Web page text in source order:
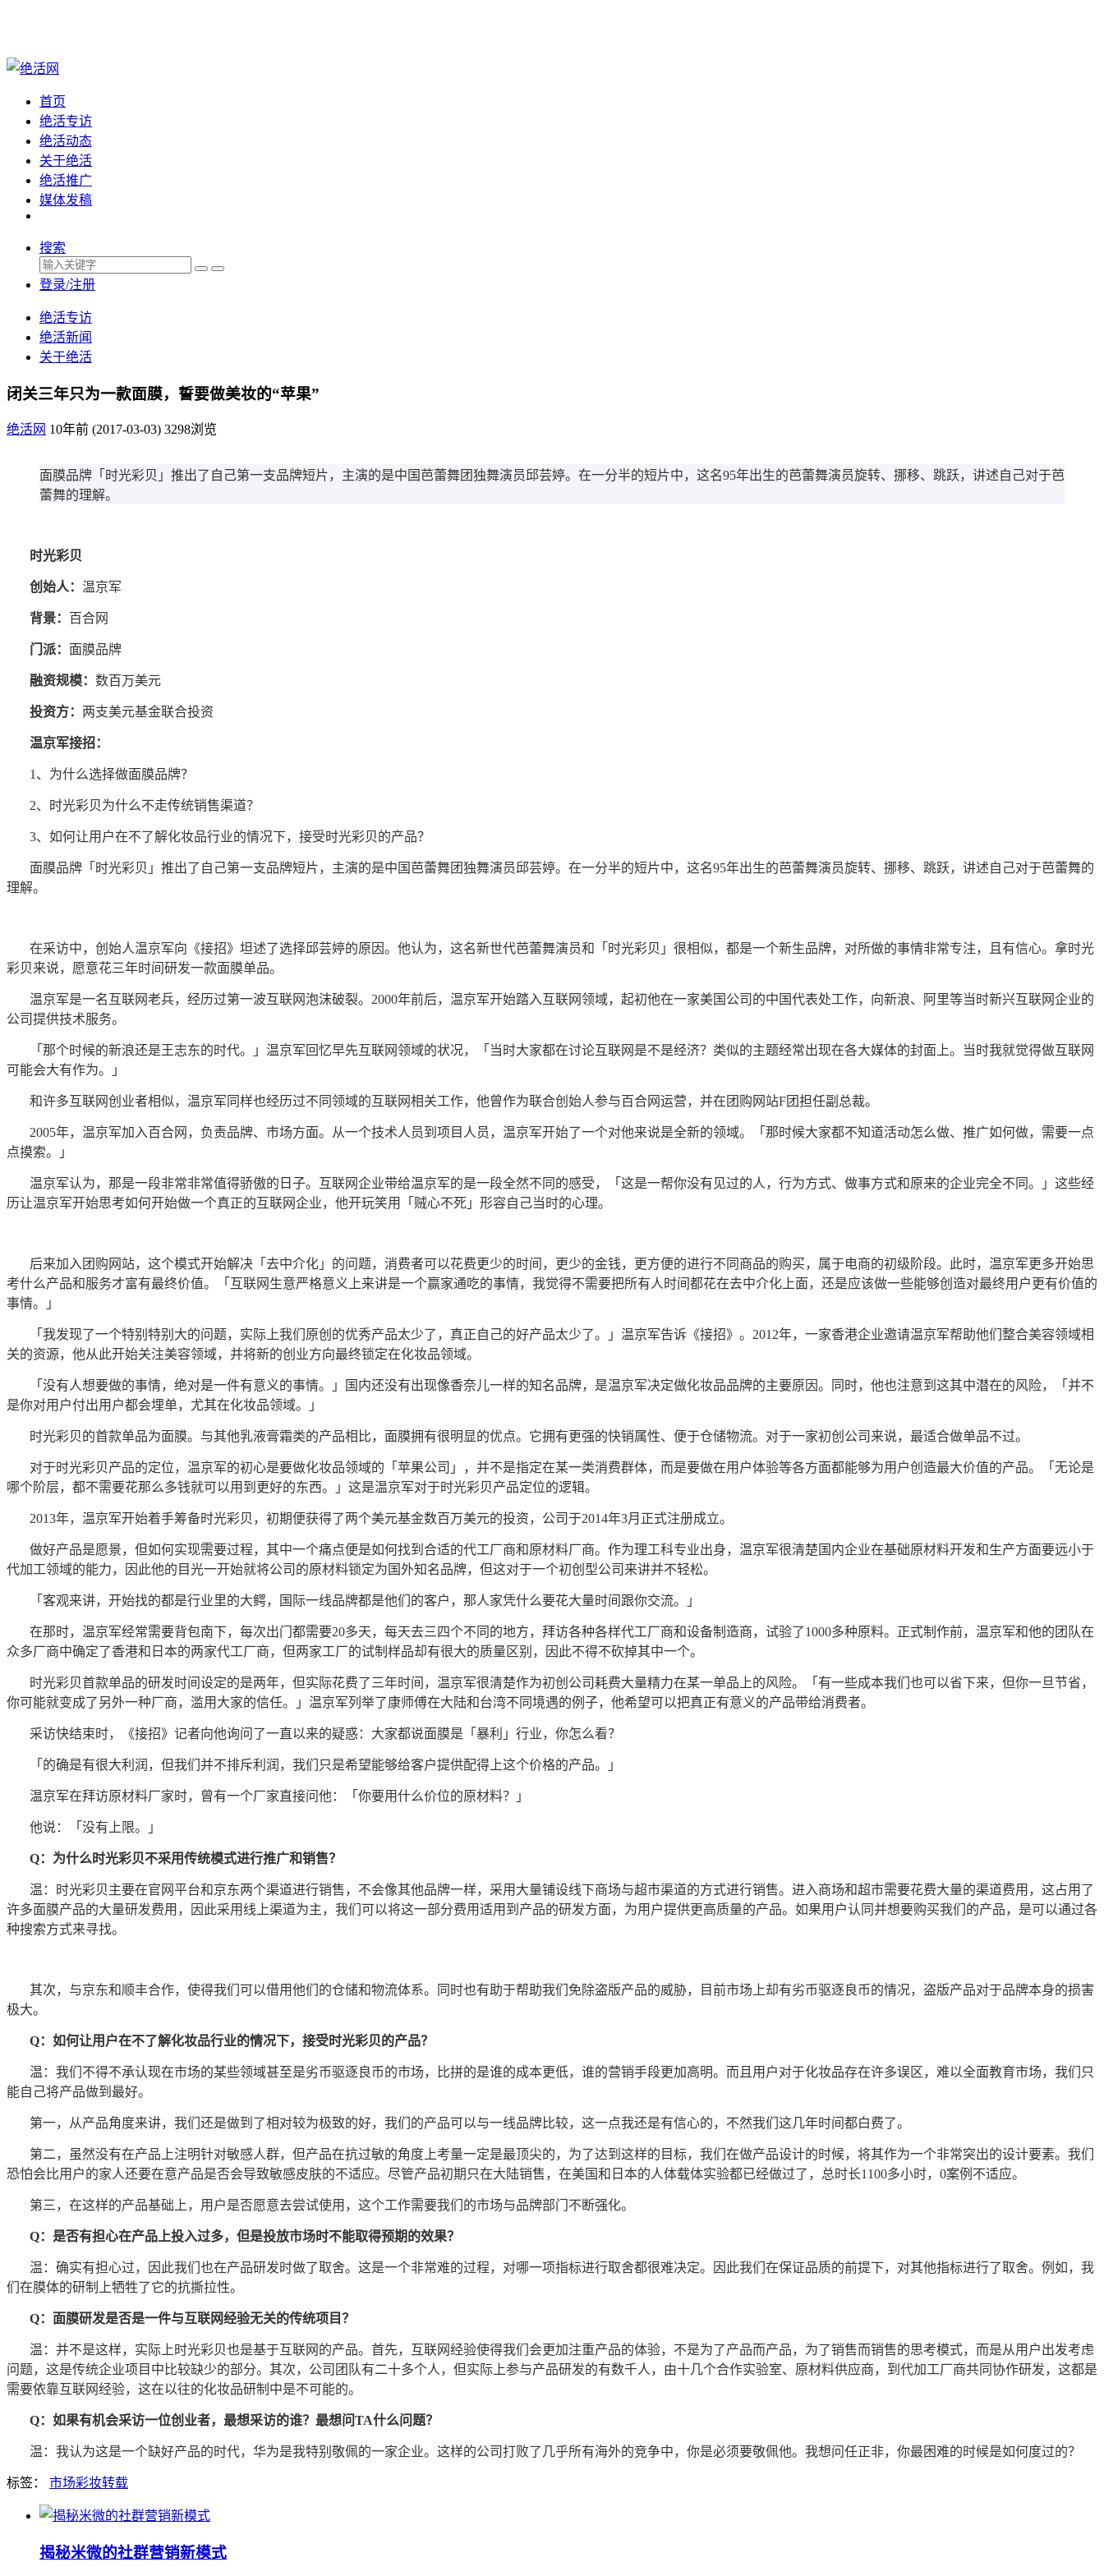
首页
绝活专访
绝活动态
关于绝活
绝活推广
媒体发稿
搜索
登录/注册
绝活专访
绝活新闻
关于绝活
闭关三年只为一款面膜，誓要做美妆的“苹果”
绝活网 10年前 (2017-03-03) 3298浏览
面膜品牌「时光彩贝」推出了自己第一支品牌短片，主演的是中国芭蕾舞团独舞演员邱芸婷。在一分半的短片中，这名95年出生的芭蕾舞演员旋转、挪移、跳跃，讲述自己对于芭
蕾舞的理解。
时光彩贝
创始人： 温京军
背景： 百合网
门派： 面膜品牌
融资规模： 数百万美元
投资方： 两支美元基金联合投资
温京军接招：
1、为什么选择做面膜品牌？
2、时光彩贝为什么不走传统销售渠道？
3、如何让用户在不了解化妆品行业的情况下，接受时光彩贝的产品？
面膜品牌「时光彩贝」推出了自己第一支品牌短片，主演的是中国芭蕾舞团独舞演员邱芸婷。在一分半的短片中，这名95年出生的芭蕾舞演员旋转、挪移、跳跃，讲述自己对于芭蕾舞的
理解。
在采访中，创始人温京军向《接招》坦述了选择邱芸婷的原因。他认为，这名新世代芭蕾舞演员和「时光彩贝」很相似，都是一个新生品牌，对所做的事情非常专注，且有信心。拿时光
彩贝来说，愿意花三年时间研发一款面膜单品。
温京军是一名互联网老兵，经历过第一波互联网泡沫破裂。2000年前后，温京军开始踏入互联网领域，起初他在一家美国公司的中国代表处工作，向新浪、阿里等当时新兴互联网企业的
公司提供技术服务。
「那个时候的新浪还是王志东的时代。」温京军回忆早先互联网领域的状况，「当时大家都在讨论互联网是不是经济？类似的主题经常出现在各大媒体的封面上。当时我就觉得做互联网
可能会大有作为。」
和许多互联网创业者相似，温京军同样也经历过不同领域的互联网相关工作，他曾作为联合创始人参与百合网运营，并在团购网站F团担任副总裁。
2005年，温京军加入百合网，负责品牌、市场方面。从一个技术人员到项目人员，温京军开始了一个对他来说是全新的领域。「那时候大家都不知道活动怎么做、推广如何做，需要一点
点摸索。」
温京军认为，那是一段非常非常值得骄傲的日子。互联网企业带给温京军的是一段全然不同的感受，「这是一帮你没有见过的人，行为方式、做事方式和原来的企业完全不同。」这些经
历让温京军开始思考如何开始做一个真正的互联网企业，他开玩笑用「贼心不死」形容自己当时的心理。
后来加入团购网站，这个模式开始解决「去中介化」的问题，消费者可以花费更少的时间，更少的金钱，更方便的进行不同商品的购买，属于电商的初级阶段。此时，温京军更多开始思
考什么产品和服务才富有最终价值。「互联网生意严格意义上来讲是一个赢家通吃的事情，我觉得不需要把所有人时间都花在去中介化上面，还是应该做一些能够创造对最终用户更有价值的
事情。」
「我发现了一个特别特别大的问题，实际上我们原创的优秀产品太少了，真正自己的好产品太少了。」温京军告诉《接招》。2012年，一家香港企业邀请温京军帮助他们整合美容领域相
关的资源，他从此开始关注美容领域，并将新的创业方向最终锁定在化妆品领域。
「没有人想要做的事情，绝对是一件有意义的事情。」国内还没有出现像香奈儿一样的知名品牌，是温京军决定做化妆品品牌的主要原因。同时，他也注意到这其中潜在的风险，「并不
是你对用户付出用户都会埋单，尤其在化妆品领域。」
时光彩贝的首款单品为面膜。与其他乳液膏霜类的产品相比，面膜拥有很明显的优点。它拥有更强的快销属性、便于仓储物流。对于一家初创公司来说，最适合做单品不过。
对于时光彩贝产品的定位，温京军的初心是要做化妆品领域的「苹果公司」，并不是指定在某一类消费群体，而是要做在用户体验等各方面都能够为用户创造最大价值的产品。「无论是
哪个阶层，都不需要花那么多钱就可以用到更好的东西。」这是温京军对于时光彩贝产品定位的逻辑。
2013年，温京军开始着手筹备时光彩贝，初期便获得了两个美元基金数百万美元的投资，公司于2014年3月正式注册成立。
做好产品是愿景，但如何实现需要过程，其中一个痛点便是如何找到合适的代工厂商和原材料厂商。作为理工科专业出身，温京军很清楚国内企业在基础原材料开发和生产方面要远小于
代加工领域的能力，因此他的目光一开始就将公司的原材料锁定为国外知名品牌，但这对于一个初创型公司来讲并不轻松。
「客观来讲，开始找的都是行业里的大鳄，国际一线品牌都是他们的客户，那人家凭什么要花大量时间跟你交流。」
在那时，温京军经常需要背包南下，每次出门都需要20多天，每天去三四个不同的地方，拜访各种各样代工厂商和设备制造商，试验了1000多种原料。正式制作前，温京军和他的团队在
众多厂商中确定了香港和日本的两家代工厂商，但两家工厂的试制样品却有很大的质量区别，因此不得不砍掉其中一个。
时光彩贝首款单品的研发时间设定的是两年，但实际花费了三年时间，温京军很清楚作为初创公司耗费大量精力在某一单品上的风险。「有一些成本我们也可以省下来，但你一旦节省，
你可能就变成了另外一种厂商，滥用大家的信任。」温京军列举了康师傅在大陆和台湾不同境遇的例子，他希望可以把真正有意义的产品带给消费者。
采访快结束时，《接招》记者向他询问了一直以来的疑惑：大家都说面膜是「暴利」行业，你怎么看？
「的确是有很大利润，但我们并不排斥利润，我们只是希望能够给客户提供配得上这个价格的产品。」
温京军在拜访原材料厂家时，曾有一个厂家直接问他：「你要用什么价位的原材料？」
他说：「没有上限。」
Q：为什么时光彩贝不采用传统模式进行推广和销售？
温：时光彩贝主要在官网平台和京东两个渠道进行销售，不会像其他品牌一样，采用大量铺设线下商场与超市渠道的方式进行销售。进入商场和超市需要花费大量的渠道费用，这占用了
许多面膜产品的大量研发费用，因此采用线上渠道为主，我们可以将这一部分费用适用到产品的研发方面，为用户提供更高质量的产品。如果用户认同并想要购买我们的产品，是可以通过各
种搜索方式来寻找。
其次，与京东和顺丰合作，使得我们可以借用他们的仓储和物流体系。同时也有助于帮助我们免除盗版产品的威胁，目前市场上却有劣币驱逐良币的情况，盗版产品对于品牌本身的损害
极大。
Q：如何让用户在不了解化妆品行业的情况下，接受时光彩贝的产品？
温：我们不得不承认现在市场的某些领域甚至是劣币驱逐良币的市场，比拼的是谁的成本更低，谁的营销手段更加高明。而且用户对于化妆品存在许多误区，难以全面教育市场，我们只
能自己将产品做到最好。
第一，从产品角度来讲，我们还是做到了相对较为极致的好，我们的产品可以与一线品牌比较，这一点我还是有信心的，不然我们这几年时间都白费了。
第二，虽然没有在产品上注明针对敏感人群，但产品在抗过敏的角度上考量一定是最顶尖的，为了达到这样的目标，我们在做产品设计的时候，将其作为一个非常突出的设计要素。我们
恐怕会比用户的家人还要在意产品是否会导致敏感皮肤的不适应。尽管产品初期只在大陆销售，在美国和日本的人体载体实验都已经做过了，总时长1100多小时，0案例不适应。
第三，在这样的产品基础上，用户是否愿意去尝试使用，这个工作需要我们的市场与品牌部门不断强化。
Q：是否有担心在产品上投入过多，但是投放市场时不能取得预期的效果？
温：确实有担心过，因此我们也在产品研发时做了取舍。这是一个非常难的过程，对哪一项指标进行取舍都很难决定。因此我们在保证品质的前提下，对其他指标进行了取舍。例如，我
们在膜体的研制上牺牲了它的抗撕拉性。
Q：面膜研发是否是一件与互联网经验无关的传统项目？
温：并不是这样，实际上时光彩贝也是基于互联网的产品。首先，互联网经验使得我们会更加注重产品的体验，不是为了产品而产品，为了销售而销售的思考模式，而是从用户出发考虑
问题，这是传统企业项目中比较缺少的部分。其次，公司团队有二十多个人，但实际上参与产品研发的有数千人，由十几个合作实验室、原材料供应商，到代加工厂商共同协作研发，这都是
需要依靠互联网经验，这在以往的化妆品研制中是不可能的。
Q：如果有机会采访一位创业者，最想采访的谁？最想问TA什么问题？
温：我认为这是一个缺好产品的时代，华为是我特别敬佩的一家企业。这样的公司打败了几乎所有海外的竞争中，你是必须要敬佩他。我想问任正非，你最困难的时候是如何度过的？
标签： 市场彩妆转载
揭秘米微的社群营销新模式